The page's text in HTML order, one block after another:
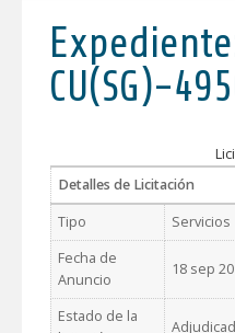
CU(SG)-
Detalles de Licitación
Tipo
Servicios
Fecha de
Anuncio
18 sep
Estado de la